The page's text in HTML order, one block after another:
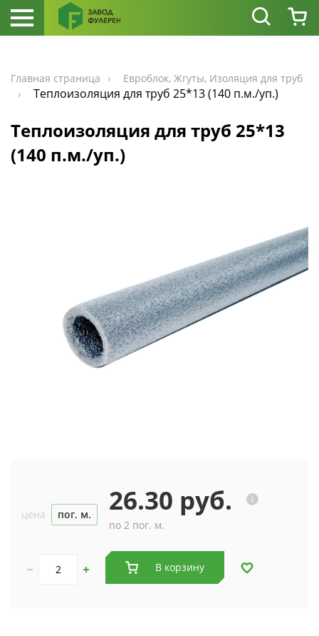
Главная страница Евроблок, Жгуты, Изоляция для труб
Теплоизоляция для труб 25*13 (140 п.м./уп.)
Теплоизоляция для труб 25*13
(140 п.м./уп.)
цена пог. м. 26.30 руб.
по 2 пог. м.
В корзину